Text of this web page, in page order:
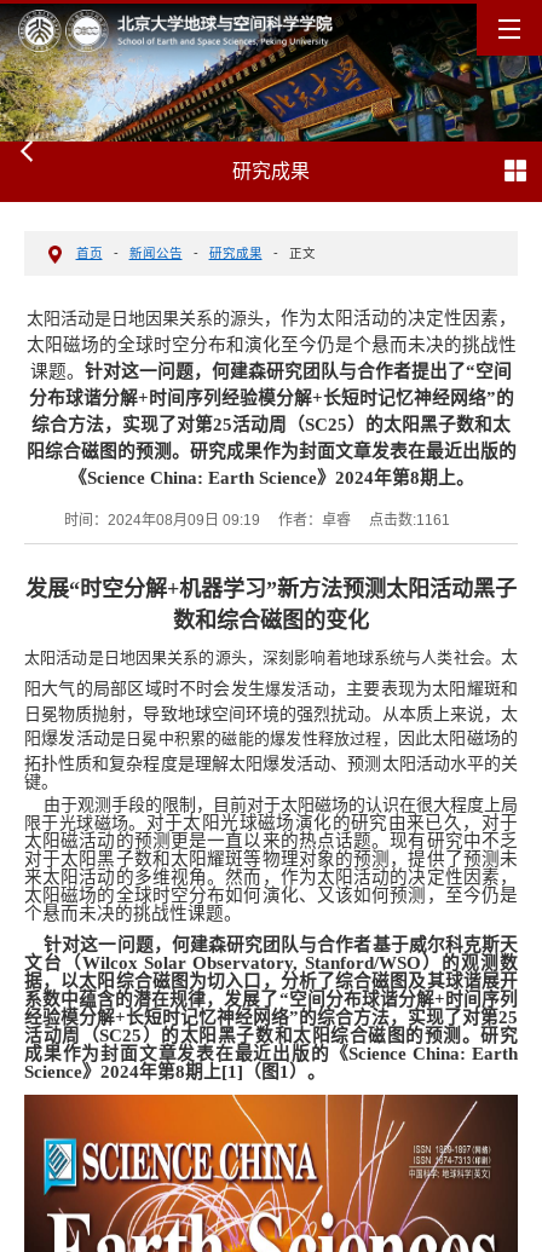
研究成果
首页 - 新闻公告 - 研究成果 - 正文
太阳活动是日地因果关系的源头， 作为太阳活动的决定性因素，
太阳磁场的全球时空分布和演化至今仍是个悬而未决的挑战性
课题。 针对这一问题，何建森研究团队与合作者提出了“空间
分布球谐分解+时间序列经验模分解+长短时记忆神经网络”的
综合方法，实现了对第25活动周（SC25）的太阳黑子数和太
阳综合磁图的预测。研究成果作为封面文章发表在最近出版的
《Science China: Earth Science》2024年第8期上。
时间：2024年08月09日 09:19 作者：卓睿 点击数:1161
发展“时空分解+机器学习”新方法预测太阳活动黑子
数和综合磁图的变化
太阳活动是日地因果关系的源头，深刻影响着地球系统与人类社会。 太
阳大气的局部区域时不时会发生爆发活动，主要表现为太阳耀斑和
日冕物质抛射，导致地球空间环境的强烈扰动。从本质上来说，太
阳爆发活动是日冕中积累的磁能的爆发性释放过程，
因此太阳磁场的
拓扑性质和复杂程度是理解太阳爆发活动、预测太阳活动水平的关
键。
由于观测手段的限制，目前对于太阳磁场的认识在很大程度上局
限于光球磁场。 对于太阳光球磁场演化的研究由来已久，对于
太阳磁活动的预测更是一直以来的热点话题。现有研究中不乏
对于太阳黑子数和太阳耀斑等物理对象的预测，提供了预测未
来太阳活动的多维视角。然而，作为太阳活动的决定性因素，
太阳磁场的全球时空分布如何演化、又该如何预测，至今仍是
个悬而未决的挑战性课题。
针对这一问题，何建森研究团队与合作者基于威尔科克斯天
文台（Wilcox Solar Observatory, Stanford/WSO）的观测数
据，以太阳综合磁图为切入口，分析了综合磁图及其球谐展开
系数中蕴含的潜在规律，发展了“空间分布球谐分解+时间序列
经验模分解+长短时记忆神经网络”的综合方法，实现了对第25
活动周（SC25）的太阳黑子数和太阳综合磁图的预测。研究
成果作为封面文章发表在最近出版的《Science China: Earth
Science》2024年第8期上[1]（图1）。